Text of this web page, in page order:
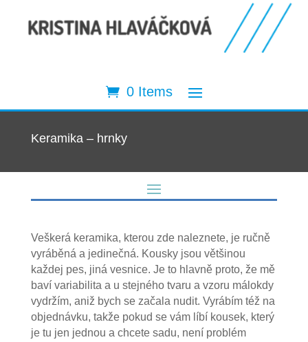
0 Items
Keramika – hrnky
Veškerá keramika, kterou zde naleznete, je ručně
vyráběná a jedinečná. Kousky jsou většinou
každej pes, jiná vesnice. Je to hlavně proto, že mě
baví variabilita a u stejného tvaru a vzoru málokdy
vydržím, aniž bych se začala nudit. Vyrábím též na
objednávku, takže pokud se vám líbí kousek, který
je tu jen jednou a chcete sadu, není problém